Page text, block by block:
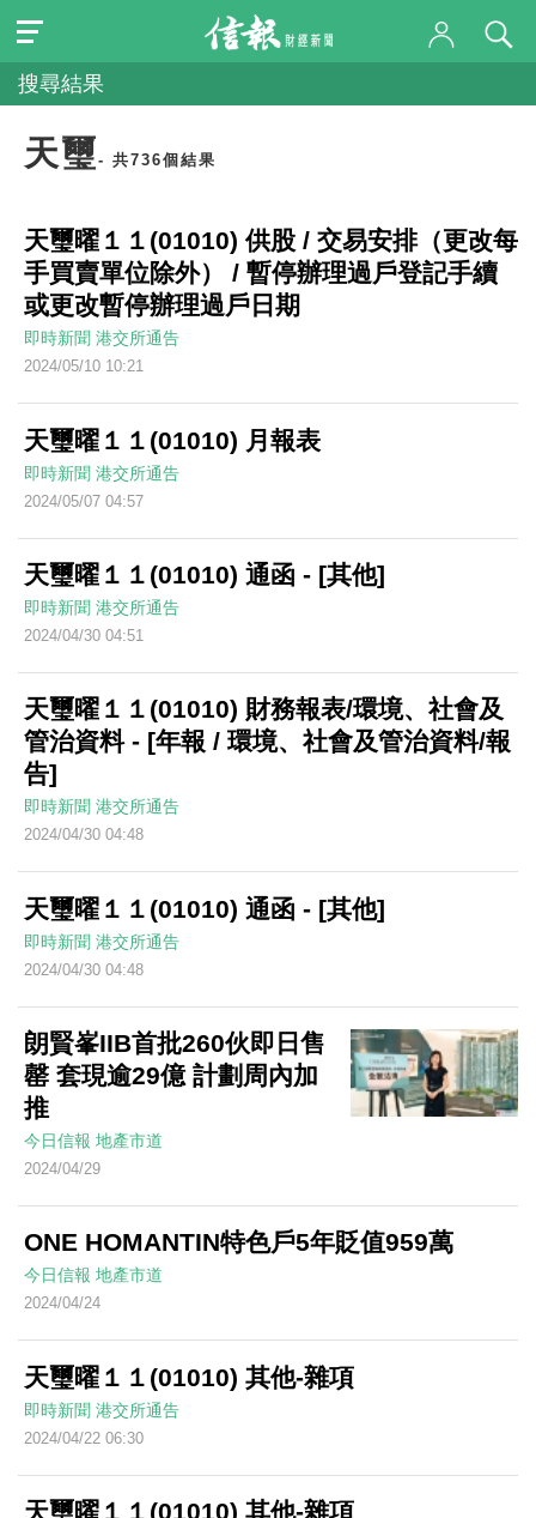
搜尋結果
天璽 - 共736個結果
天璽曜１１(01010) 供股 / 交易安排（更改每
手買賣單位除外） / 暫停辦理過戶登記手續
或更改暫停辦理過戶日期
即時新聞 港交所通告
2024/05/10 10:21
天璽曜１１(01010) 月報表
即時新聞 港交所通告
2024/05/07 04:57
天璽曜１１(01010) 通函 - [其他]
即時新聞 港交所通告
2024/04/30 04:51
天璽曜１１(01010) 財務報表/環境、社會及
管治資料 - [年報 / 環境、社會及管治資料/報
告]
即時新聞 港交所通告
2024/04/30 04:48
天璽曜１１(01010) 通函 - [其他]
即時新聞 港交所通告
2024/04/30 04:48
朗賢峯IIB首批260伙即日售
罄 套現逾29億 計劃周內加
推
今日信報 地產市道
2024/04/29
ONE HOMANTIN特色戶5年貶值959萬
今日信報 地產市道
2024/04/24
天璽曜１１(01010) 其他-雜項
即時新聞 港交所通告
2024/04/22 06:30
天璽曜１１(01010) 其他-雜項